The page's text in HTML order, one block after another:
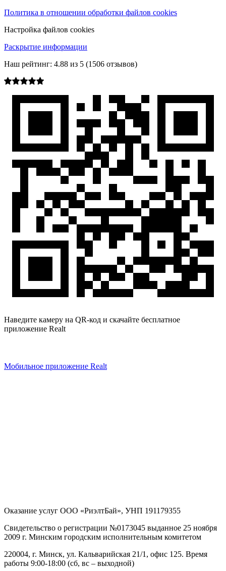
Политика в отношении обработки файлов cookies
Настройка файлов cookies
Раскрытие информации
Наш рейтинг: 4.88 из 5 (1506 отзывов)
Наведите камеру на QR-код и скачайте бесплатное
приложение Realt
Мобильное приложение Realt
Оказание услуг ООО «РиэлтБай», УНП 191179355
Свидетельство о регистрации №0173045 выданное 25 ноября
2009 г. Минским городским исполнительным комитетом
220004, г. Минск, ул. Кальварийская 21/1, офис 125. Время
работы 9:00-18:00 (сб, вс – выходной)